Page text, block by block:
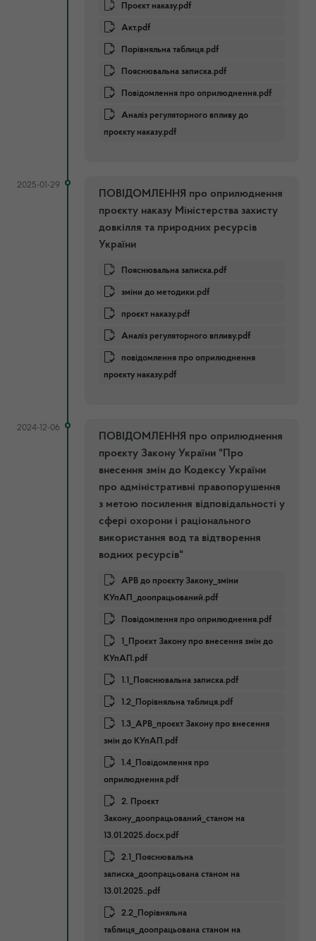
Проєкт наказу.pdf
Акт.pdf
Порівняльна таблиця.pdf
Пояснювальна записка.pdf
Повідомлення про оприлюднення.pdf
Аналіз регуляторного впливу до
проєкту наказу.pdf
2025-01-29
ПОВІДОМЛЕННЯ про оприлюднення
проєкту наказу Міністерства захисту
довкілля та природних ресурсів
України
Пояснювальна записка.pdf
зміни до методики.pdf
проєкт наказу.pdf
Аналіз регуляторного впливу.pdf
повідомлення про оприлюднення
проєкту наказу.pdf
2024-12-06
ПОВІДОМЛЕННЯ про оприлюднення
проєкту Закону України "Про
внесення змін до Кодексу України
про адміністративні правопорушення
з метою посилення відповідальності у
сфері охорони і раціонального
використання вод та відтворення
водних ресурсів"
АРВ до проєкту Закону_зміни
КУпАП_доопрацьований.pdf
Повідомлення про оприлюднення.pdf
1_Проєкт Закону про внесення змін до
КУпАП.pdf
1.1_Пояснювальна записка.pdf
1.2_Порівняльна таблиця.pdf
1.3_АРВ_проєкт Закону про внесення
змін до КУпАП.pdf
1.4_Повідомлення про
оприлюднення.pdf
2. Проєкт
Закону_доопрацьований_станом на
13.01.2025.docx.pdf
2.1_Пояснювальна
записка_доопрацьована станом на
13.01.2025..pdf
2.2_Порівняльна
таблиця_доопрацьована станом на